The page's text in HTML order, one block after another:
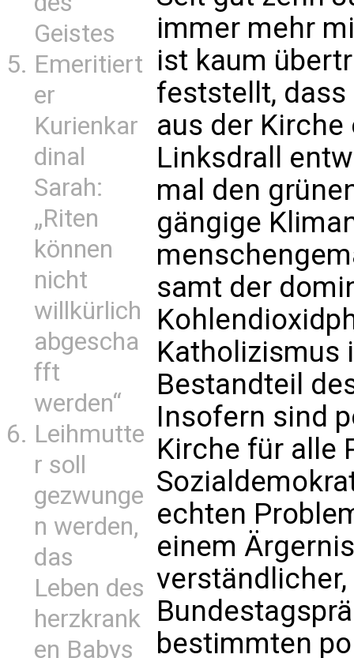
Geistes
Emeritiert
er
Kurienkar
dinal
Sarah:
„Riten
können
nicht
willkürlich
abgescha
fft
werden“
Leihmutte
r soll
gezwunge
n werden,
das
Leben des
herzkrank
en Babys
immer mehr
ist kaum
feststellt,
aus der
Linksdrall
mal den
gängige
samt der
Katholizismus
Bestandteil
Insofern sind
Kirche für alle
echten
einem
bestimmten